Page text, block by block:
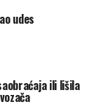
udes
ili lišila